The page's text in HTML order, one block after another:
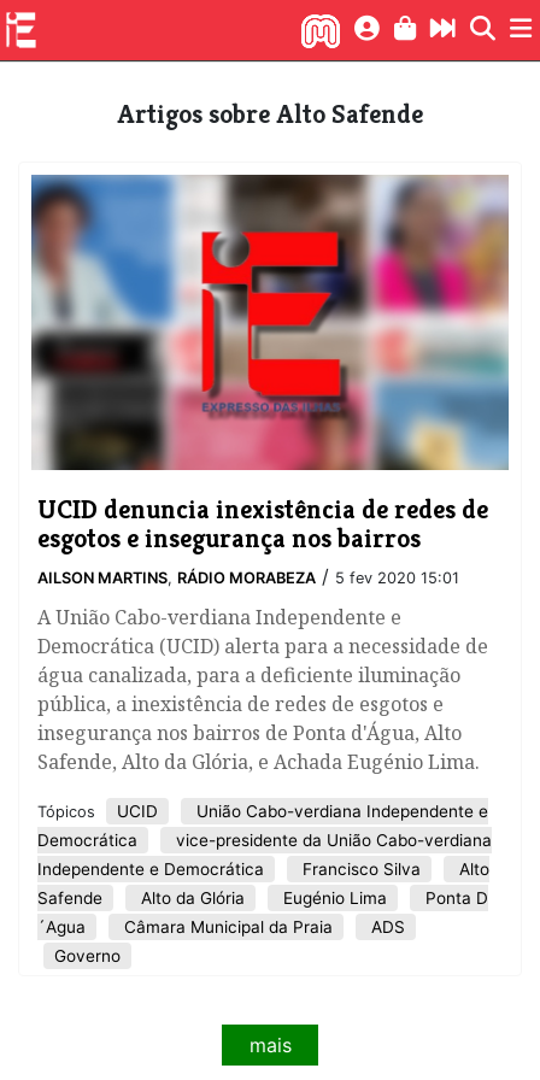
Artigos sobre Alto Safende
UCID denuncia inexistência de redes de
esgotos e insegurança nos bairros
AILSON MARTINS, RÁDIO MORABEZA / 5 fev 2020 15:01
A União Cabo-verdiana Independente e
Democrática (UCID) alerta para a necessidade de
água canalizada, para a deficiente iluminação
pública, a inexistência de redes de esgotos e
insegurança nos bairros de Ponta d'Água, Alto
Safende, Alto da Glória, e Achada Eugénio Lima.
Tópicos UCID
União Cabo-verdiana Independente e
Democrática
vice-presidente da União Cabo-verdiana
Independente e Democrática
Francisco Silva
Alto
Safende
Alto da Glória Eugénio Lima
Ponta D
´Agua
Câmara Municipal da Praia
ADS
Governo
mais